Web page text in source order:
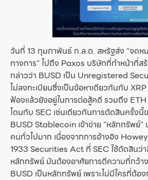
วันที่ 13 กุมภาพันธ์ ก.ล.ต. สหรัฐส่ง “จดห
ทางการ” ไปถึง Paxos บริษัทที่ทำหน้าที่ส
กล่าวว่า BUSD เป็น Unregistered
ไม่ลงทะเบียนซึ่งเป็นข้อหาเดียวกันกับ
ฟ้องแล้วยังอยู่ในการต่อสู้คดี รวมถึง
โดนกับ SEC เช่นเดียวกันการตัดสินครั้งนี้
BUSD Stablecoin เข้าข่าย "หลักทรัพย์"
คนทั่วไปมาก เนื่องจากการอ้างอิง
1933 Securities Act ที่ SEC ใช้ตัดสินว่
หลักทรัพย์ มันต้องอาศัยการตีความที่กว้า
BUSD เป็นหลักทรัพย์ เพราะไม่มีใครที่ต้